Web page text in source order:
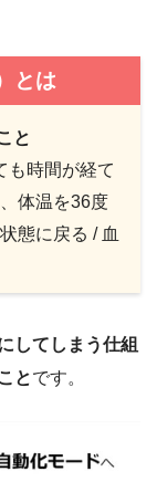
とは
と
も時間が経て
体温を36度
態に戻る / 血
してしまう仕組
とです。